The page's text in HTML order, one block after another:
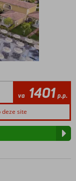
va 1401 p.p.
site